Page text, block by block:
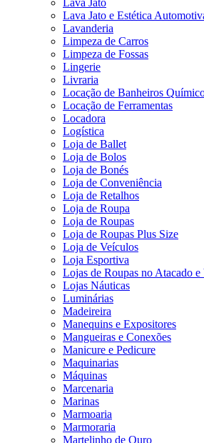
Lava Jato
Lava Jato e Estética
Lavanderia
Limpeza de Carros
Limpeza de Fossas
Lingerie
Livraria
Locação de Banheiros
Locação de Ferramentas
Locadora
Logística
Loja de Ballet
Loja de Bolos
Loja de Bonés
Loja de Conveniência
Loja de Retalhos
Loja de Roupa
Loja de Roupas
Loja de Roupas Plus Size
Loja de Veículos
Loja Esportiva
Lojas de Roupas no Atacado e
Lojas Náuticas
Luminárias
Madeireira
Manequins e Expositores
Mangueiras e Conexões
Manicure e Pedicure
Maquinarias
Máquinas
Marcenaria
Marinas
Marmoaria
Marmoraria
Martelinho de Ouro